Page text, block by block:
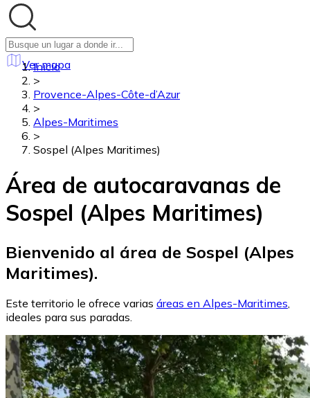
Ver mapa
Inicio
>
Provence-Alpes-Côte-d’Azur
>
Alpes-Maritimes
>
Sospel (Alpes Maritimes)
Área de autocaravanas de
Sospel (Alpes Maritimes)
Bienvenido al área de Sospel (Alpes
Maritimes).
Este territorio le ofrece varias áreas en Alpes-Maritimes,
ideales para sus paradas.